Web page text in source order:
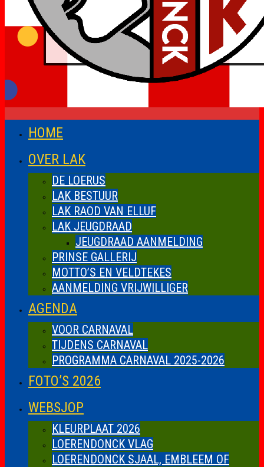
HOME
OVER LAK
DE LOERUS
LAK BESTUUR
LAK RAOD VAN ELLUF
LAK JEUGDRAAD
JEUGDRAAD AANMELDING
PRINSE GALLERIJ
MOTTO’S EN VELDTEKES
AANMELDING VRIJWILLIGER
AGENDA
VOOR CARNAVAL
TIJDENS CARNAVAL
PROGRAMMA CARNAVAL 2025-2026
FOTO’S 2026
WEBSJOP
KLEURPLAAT 2026
LOERENDONCK VLAG
LOERENDONCK SJAAL, EMBLEEM OF